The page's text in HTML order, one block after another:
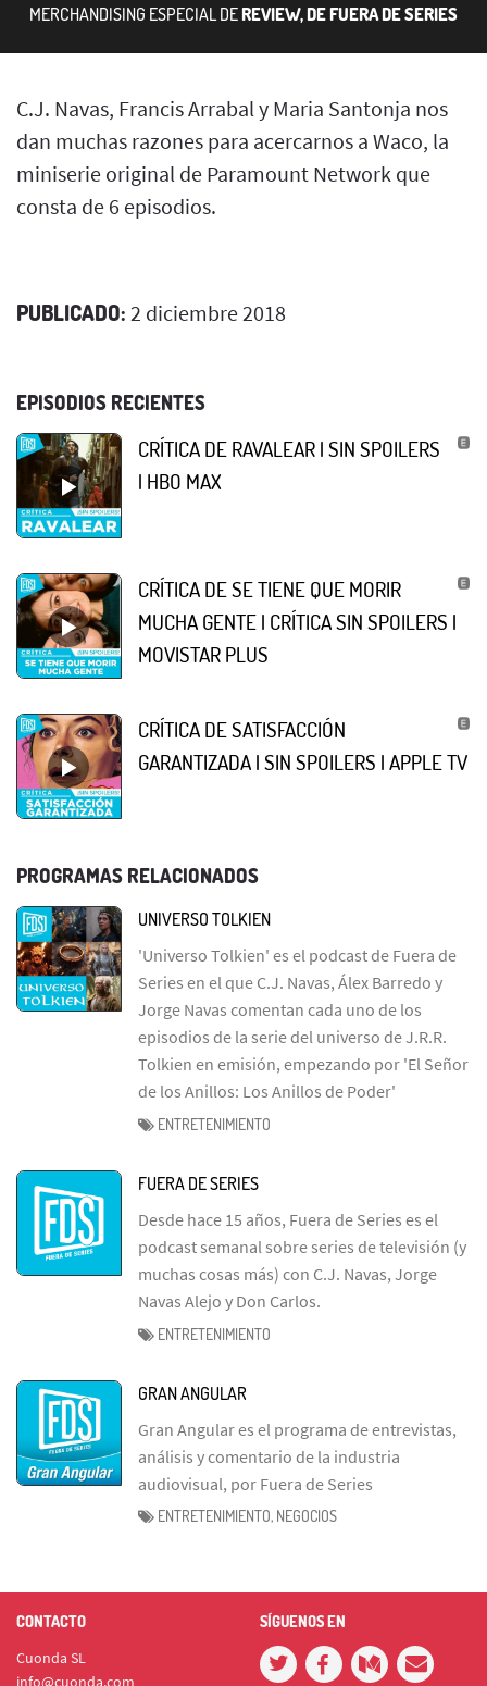
MERCHANDISING ESPECIAL DEREVIEW, DE FUERA DE SERIES
C.J. Navas, Francis Arrabal y Maria Santonja nos
dan muchas razones para acercarnos a Waco, la
miniserie original de Paramount Network que
consta de 6 episodios.
PUBLICADO: 2 diciembre 2018
EPISODIOS RECIENTES
CRÍTICA DE RAVALEAR | SIN SPOILERS
| HBO MAX
CRÍTICA DE SE TIENE QUE MORIR
MUCHA GENTE | CRÍTICA SIN SPOILERS |
MOVISTAR PLUS
CRÍTICA DE SATISFACCIÓN
GARANTIZADA | SIN SPOILERS | APPLE TV
PROGRAMAS RELACIONADOS
UNIVERSO TOLKIEN
'Universo Tolkien' es el podcast de Fuera de
Series en el que C.J. Navas, Álex Barredo y
Jorge Navas comentan cada uno de los
episodios de la serie del universo de J.R.R.
Tolkien en emisión, empezando por 'El Señor
de los Anillos: Los Anillos de Poder'
ENTRETENIMIENTO
FUERA DE SERIES
Desde hace 15 años, Fuera de Series es el
podcast semanal sobre series de televisión (y
muchas cosas más) con C.J. Navas, Jorge
Navas Alejo y Don Carlos.
ENTRETENIMIENTO
GRAN ANGULAR
Gran Angular es el programa de entrevistas,
análisis y comentario de la industria
audiovisual, por Fuera de Series
ENTRETENIMIENTO, NEGOCIOS
CONTACTO
Cuonda SL
info@cuonda.com
SÍGUENOS EN